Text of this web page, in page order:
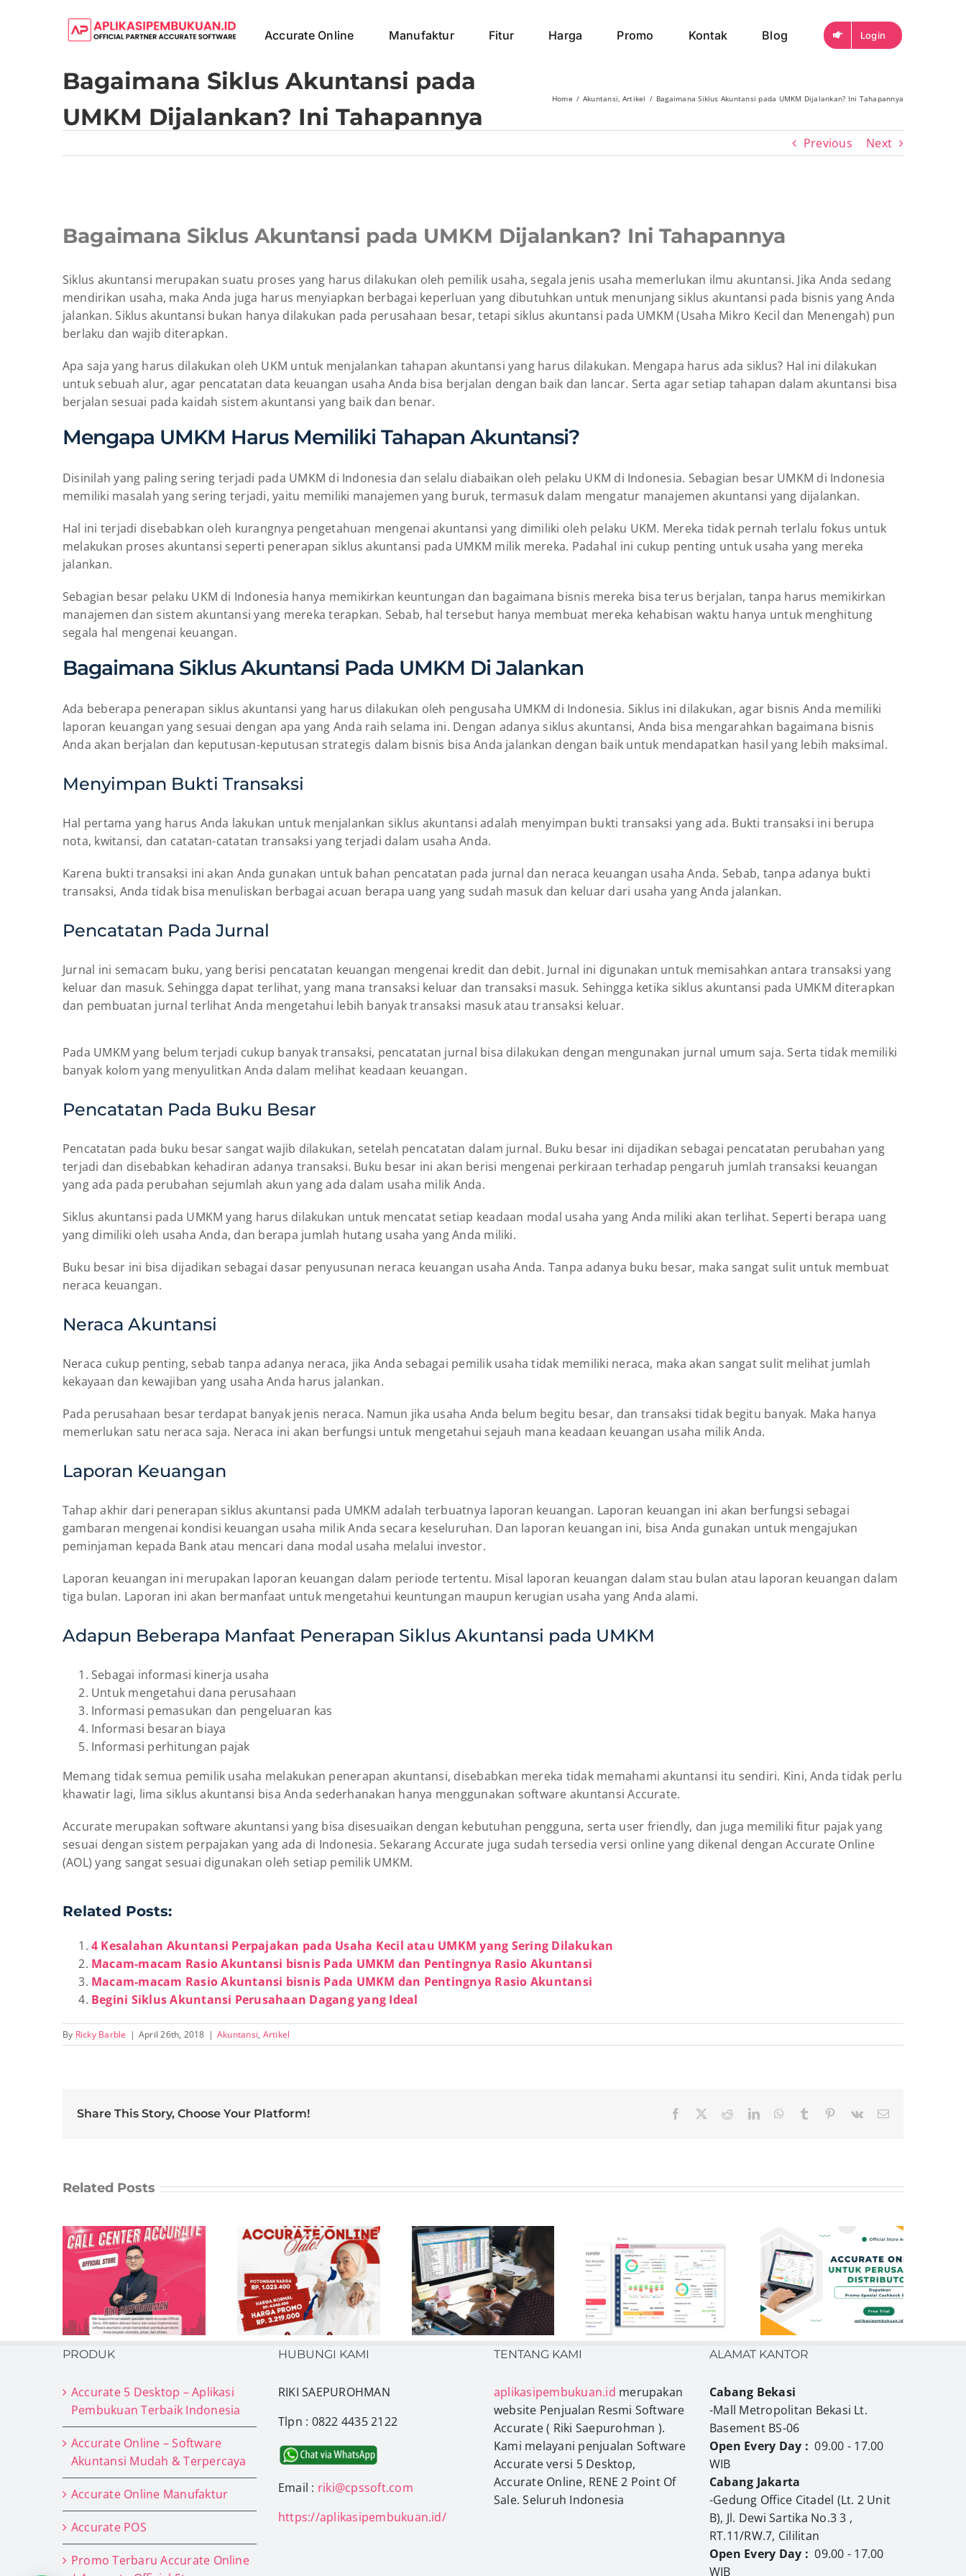
Accurate Online Manufaktur Fitur Harga Promo Kontak Blog Login
Bagaimana Siklus Akuntansi pada
UMKM Dijalankan? Ini Tahapannya
Home Akuntansi Artikel Bagaimana Siklus Akuntansi pada UMKM Dijalankan? Ini Tahapannya
Previous Next
Larger
Image
Bagaimana Siklus Akuntansi pada UMKM Dijalankan? Ini Tahapannya
Siklus akuntansi merupakan suatu proses yang harus dilakukan oleh pemilik usaha, segala jenis usaha memerlukan ilmu akuntansi. Jika Anda sedang
mendirikan usaha, maka Anda juga harus menyiapkan berbagai keperluan yang dibutuhkan untuk menunjang siklus akuntansi pada bisnis yang Anda
jalankan. Siklus akuntansi bukan hanya dilakukan pada perusahaan besar, tetapi siklus akuntansi pada UMKM (Usaha Mikro Kecil dan Menengah) pun
berlaku dan wajib diterapkan.
Apa saja yang harus dilakukan oleh UKM untuk menjalankan tahapan akuntansi yang harus dilakukan. Mengapa harus ada siklus? Hal ini dilakukan
untuk sebuah alur, agar pencatatan data keuangan usaha Anda bisa berjalan dengan baik dan lancar. Serta agar setiap tahapan dalam akuntansi bisa
berjalan sesuai pada kaidah sistem akuntansi yang baik dan benar.
Mengapa UMKM Harus Memiliki Tahapan Akuntansi?
Disinilah yang paling sering terjadi pada UMKM di Indonesia dan selalu diabaikan oleh pelaku UKM di Indonesia. Sebagian besar UMKM di Indonesia
memiliki masalah yang sering terjadi, yaitu memiliki manajemen yang buruk, termasuk dalam mengatur manajemen akuntansi yang dijalankan.
Hal ini terjadi disebabkan oleh kurangnya pengetahuan mengenai akuntansi yang dimiliki oleh pelaku UKM. Mereka tidak pernah terlalu fokus untuk
melakukan proses akuntansi seperti penerapan siklus akuntansi pada UMKM milik mereka. Padahal ini cukup penting untuk usaha yang mereka
jalankan.
Sebagian besar pelaku UKM di Indonesia hanya memikirkan keuntungan dan bagaimana bisnis mereka bisa terus berjalan, tanpa harus memikirkan
manajemen dan sistem akuntansi yang mereka terapkan. Sebab, hal tersebut hanya membuat mereka kehabisan waktu hanya untuk menghitung
segala hal mengenai keuangan.
Bagaimana Siklus Akuntansi Pada UMKM Di Jalankan
Ada beberapa penerapan siklus akuntansi yang harus dilakukan oleh pengusaha UMKM di Indonesia. Siklus ini dilakukan, agar bisnis Anda memiliki
laporan keuangan yang sesuai dengan apa yang Anda raih selama ini. Dengan adanya siklus akuntansi, Anda bisa mengarahkan bagaimana bisnis
Anda akan berjalan dan keputusan-keputusan strategis dalam bisnis bisa Anda jalankan dengan baik untuk mendapatkan hasil yang lebih maksimal.
Menyimpan Bukti Transaksi
Hal pertama yang harus Anda lakukan untuk menjalankan siklus akuntansi adalah menyimpan bukti transaksi yang ada. Bukti transaksi ini berupa
nota, kwitansi, dan catatan-catatan transaksi yang terjadi dalam usaha Anda.
Karena bukti transaksi ini akan Anda gunakan untuk bahan pencatatan pada jurnal dan neraca keuangan usaha Anda. Sebab, tanpa adanya bukti
transaksi, Anda tidak bisa menuliskan berbagai acuan berapa uang yang sudah masuk dan keluar dari usaha yang Anda jalankan.
Pencatatan Pada Jurnal
Jurnal ini semacam buku, yang berisi pencatatan keuangan mengenai kredit dan debit. Jurnal ini digunakan untuk memisahkan antara transaksi yang
keluar dan masuk. Sehingga dapat terlihat, yang mana transaksi keluar dan transaksi masuk. Sehingga ketika siklus akuntansi pada UMKM diterapkan
dan pembuatan jurnal terlihat Anda mengetahui lebih banyak transaksi masuk atau transaksi keluar.
Pada UMKM yang belum terjadi cukup banyak transaksi, pencatatan jurnal bisa dilakukan dengan mengunakan jurnal umum saja. Serta tidak memiliki
banyak kolom yang menyulitkan Anda dalam melihat keadaan keuangan.
Pencatatan Pada Buku Besar
Pencatatan pada buku besar sangat wajib dilakukan, setelah pencatatan dalam jurnal. Buku besar ini dijadikan sebagai pencatatan perubahan yang
terjadi dan disebabkan kehadiran adanya transaksi. Buku besar ini akan berisi mengenai perkiraan terhadap pengaruh jumlah transaksi keuangan
yang ada pada perubahan sejumlah akun yang ada dalam usaha milik Anda.
Siklus akuntansi pada UMKM yang harus dilakukan untuk mencatat setiap keadaan modal usaha yang Anda miliki akan terlihat. Seperti berapa uang
yang dimiliki oleh usaha Anda, dan berapa jumlah hutang usaha yang Anda miliki.
Buku besar ini bisa dijadikan sebagai dasar penyusunan neraca keuangan usaha Anda. Tanpa adanya buku besar, maka sangat sulit untuk membuat
neraca keuangan.
Neraca Akuntansi
Neraca cukup penting, sebab tanpa adanya neraca, jika Anda sebagai pemilik usaha tidak memiliki neraca, maka akan sangat sulit melihat jumlah
kekayaan dan kewajiban yang usaha Anda harus jalankan.
Pada perusahaan besar terdapat banyak jenis neraca. Namun jika usaha Anda belum begitu besar, dan transaksi tidak begitu banyak. Maka hanya
memerlukan satu neraca saja. Neraca ini akan berfungsi untuk mengetahui sejauh mana keadaan keuangan usaha milik Anda.
Laporan Keuangan
Tahap akhir dari penerapan siklus akuntansi pada UMKM adalah terbuatnya laporan keuangan. Laporan keuangan ini akan berfungsi sebagai
gambaran mengenai kondisi keuangan usaha milik Anda secara keseluruhan. Dan laporan keuangan ini, bisa Anda gunakan untuk mengajukan
peminjaman kepada Bank atau mencari dana modal usaha melalui investor.
Laporan keuangan ini merupakan laporan keuangan dalam periode tertentu. Misal laporan keuangan dalam stau bulan atau laporan keuangan dalam
tiga bulan. Laporan ini akan bermanfaat untuk mengetahui keuntungan maupun kerugian usaha yang Anda alami.
Adapun Beberapa Manfaat Penerapan Siklus Akuntansi pada UMKM
Sebagai informasi kinerja usaha
Untuk mengetahui dana perusahaan
Informasi pemasukan dan pengeluaran kas
Informasi besaran biaya
Informasi perhitungan pajak
Memang tidak semua pemilik usaha melakukan penerapan akuntansi, disebabkan mereka tidak memahami akuntansi itu sendiri. Kini, Anda tidak perlu
khawatir lagi, lima siklus akuntansi bisa Anda sederhanakan hanya menggunakan software akuntansi Accurate.
Accurate merupakan software akuntansi yang bisa disesuaikan dengan kebutuhan pengguna, serta user friendly, dan juga memiliki fitur pajak yang
sesuai dengan sistem perpajakan yang ada di Indonesia. Sekarang Accurate juga sudah tersedia versi online yang dikenal dengan Accurate Online
(AOL) yang sangat sesuai digunakan oleh setiap pemilik UMKM.
Related Posts:
4 Kesalahan Akuntansi Perpajakan pada Usaha Kecil atau UMKM yang Sering Dilakukan
Macam-macam Rasio Akuntansi bisnis Pada UMKM dan Pentingnya Rasio Akuntansi
Macam-macam Rasio Akuntansi bisnis Pada UMKM dan Pentingnya Rasio Akuntansi
Begini Siklus Akuntansi Perusahaan Dagang yang Ideal
By Ricky Barble | April 26th, 2018 | Akuntansi, Artikel
Share This Story, Choose Your Platform! Facebook RedditLinkedInWhatsApp
Tumblr Pinterest
Vk Email
Related Posts
Beli Promo
Accurate Online
Resmi &
Terpercaya di
aplikasipembukuan.id
Contoh Laporan
Keuangan
Sederhana Excel
dan Templatenya
Kelola Bisnis Lebih
Mudah dan Akurat
dengan Accurate
Online
Accurate Online
Untuk Perusahaan
Distributor
PRODUK
Accurate 5 Desktop – Aplikasi
Pembukuan Terbaik Indonesia
Accurate Online – Software
Akuntansi Mudah & Terpercaya
Accurate Online Manufaktur
Accurate POS
Promo Terbaru Accurate Online
HUBUNGI KAMI
RIKI SAEPUROHMAN
Tlpn : 0822 4435 2122
Email : riki@cpssoft.com
https://aplikasipembukuan.id/
TENTANG KAMI
aplikasipembukuan.id merupakan
website Penjualan Resmi Software
Accurate ( Riki Saepurohman ).
Kami melayani penjualan Software
Accurate versi 5 Desktop,
Accurate Online, RENE 2 Point Of
Sale. Seluruh Indonesia
ALAMAT KANTOR
Cabang Bekasi
-Mall Metropolitan Bekasi Lt.
Basement BS-06
Open Every Day : 09.00 - 17.00
WIB
Cabang Jakarta
-Gedung Office Citadel (Lt. 2 Unit
B), Jl. Dewi Sartika No.3 3 ,
RT.11/RW.7, Cililitan
Open Every Day : 09.00 - 17.00
WIB